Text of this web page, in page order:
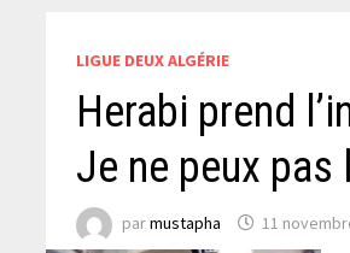
LIGUE DEUX ALGÉRIE
Herabi prend
Je ne peux pas
parmustapha 11